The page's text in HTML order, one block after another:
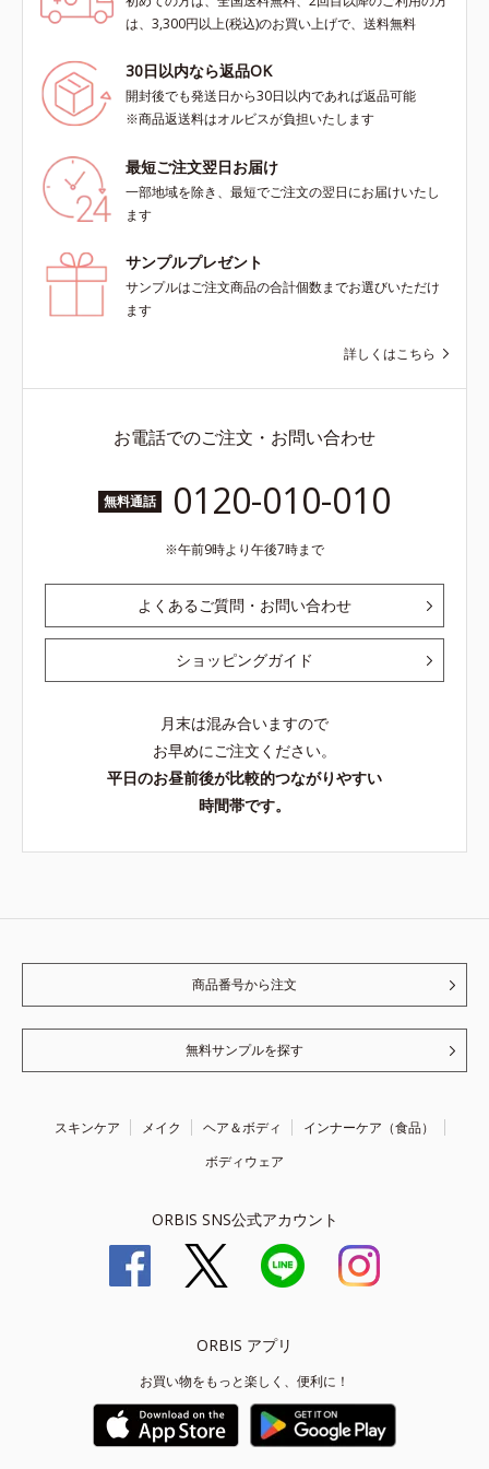
は、3,300円以上(税込)のお買い上げで、送料無料
30日以内なら返品OK
開封後でも発送日から30日以内であれば返品可能
※商品返送料はオルビスが負担いたします
最短ご注文翌日お届け
一部地域を除き、最短でご注文の翌日にお届けいたし
ます
サンプルプレゼント
サンプルはご注文商品の合計個数までお選びいただけ
ます
詳しくはこちら
お電話でのご注文・お問い合わせ
無料通話 0120-010-010
午前9時より午後7時まで
よくあるご質問・お問い合わせ
ショッピングガイド
月末は混み合いますので
お早めにご注文ください。
平日のお昼前後が比較的つながりやすい
時間帯です。
商品番号から注文
無料サンプルを探す
スキンケア メイク ヘア＆ボディ
インナーケア（食品）
ボディウェア
ORBIS SNS公式アカウント
ORBIS アプリ
お買い物をもっと楽しく、便利に！